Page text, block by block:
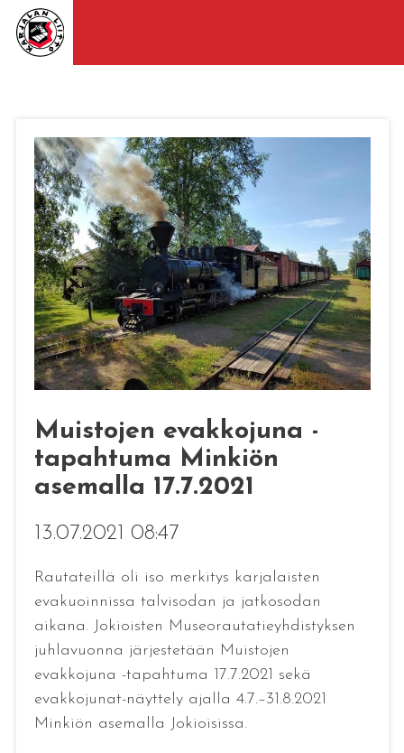
Muistojen evakkojuna -
tapahtuma Minkiön
asemalla 17.7.2021
13.07.2021 08:47
Rautateillä oli iso merkitys karjalaisten
evakuoinnissa talvisodan ja jatkosodan
aikana. Jokioisten Museorautatieyhdistyksen
juhlavuonna järjestetään Muistojen
evakkojuna -tapahtuma 17.7.2021 sekä
evakkojunat-näyttely ajalla 4.7.–31.8.2021
Minkiön asemalla Jokioisissa.